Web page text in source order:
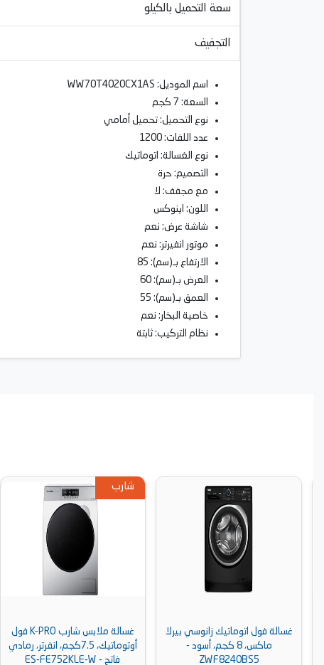
سعة التحميل بالكيلو
التجفيف
اسم الموديل: WW70T4020CX1AS
السعة: 7 كجم
نوع التحميل: تحميل أمامي
عدد اللفات: 1200
نوع الغسالة: اتوماتيك
التصميم: حرة
مع مجفف: لا
اللون: اينوكس
شاشة عرض: نعم
موتور انفيرتر: نعم
الارتفاع بـ(سم): 85
العرض بـ(سم): 60
العمق بـ(سم): 55
خاصية البخار: نعم
نظام التركيب: ثابتة
غسالة فول اتوماتيك زانوسي بيرلا
ماكس، 8 كجم، أسود -
ZWF8240BS5
شارب
غسالة ملابس شارب K-PRO فول
أوتوماتيك، 7.5كجم، انفرتر، رمادي
فاتح - ES-FE752KLE-W